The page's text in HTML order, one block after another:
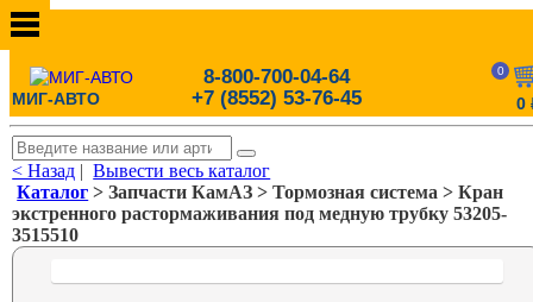
МИГ-АВТО
8-800-700-04-64
+7 (8552) 53-76-45
0
0
< Назад |Вывести весь каталог
Каталог > Запчасти КамАЗ > Тормозная система > Кран
экстренного растормаживания под медную трубку 53205-
3515510